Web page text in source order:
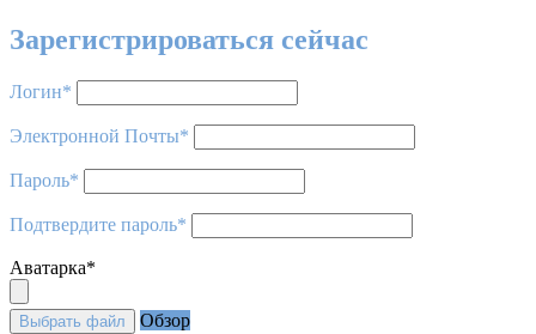
Зарегистрироваться сейчас
Логин*
Электронной Почты*
Пароль*
Подтвердите пароль*
Аватарка*
Выбрать файл Обзор